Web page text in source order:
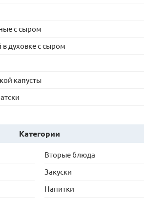
с сыром
духовке с сыром
капусты
Категории
Вторые блюда
Закуски
Напитки